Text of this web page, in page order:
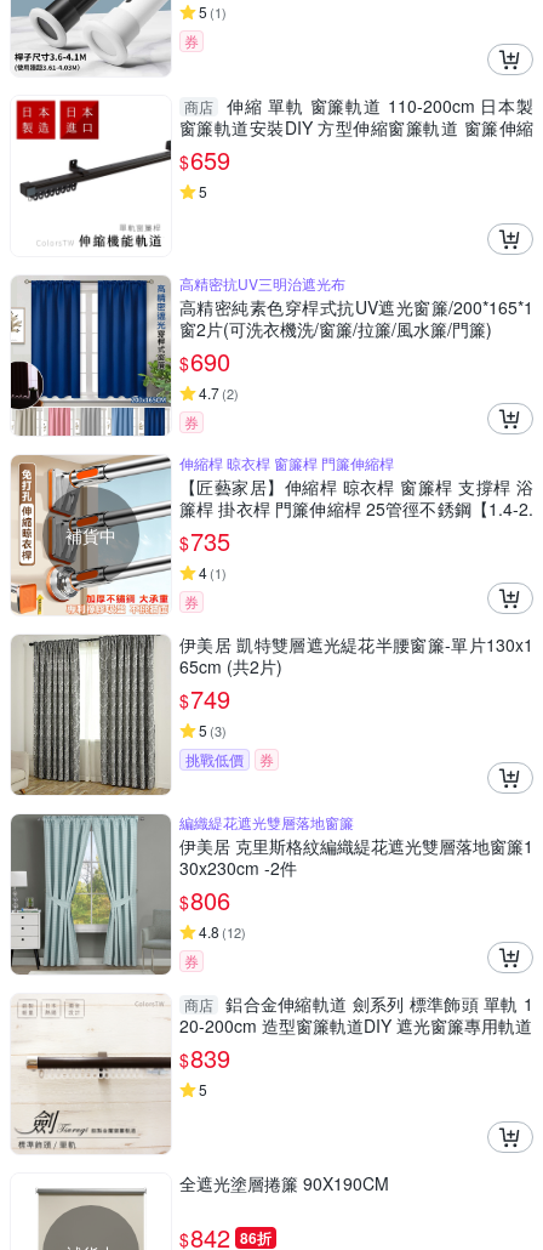
5 (1)
券
商店
伸縮 單軌 窗簾軌道 110-200cm 日本製
窗簾軌道安裝DIY 方型伸縮窗簾軌道 窗簾伸縮
桿 窗簾軌道滑輪
$659
5
高精密抗UV三明治遮光布
高精密純素色穿桿式抗UV遮光窗簾/200*165*1
窗2片(可洗衣機洗/窗簾/拉簾/風水簾/門簾)
$690
4.7(2)
券
補貨中
伸縮桿 晾衣桿 窗簾桿 門簾伸縮桿
【匠藝家居】伸縮桿 晾衣桿 窗簾桿 支撐桿 浴
簾桿 掛衣桿 門簾伸縮桿 25管徑不銹鋼【1.4-2.
5米】
$735
4(1)
券
伊美居 凱特雙層遮光緹花半腰窗簾-單片130x1
65cm (共2片)
$749
5 (3)
挑戰低價 券
編織緹花遮光雙層落地窗簾
伊美居 克里斯格紋編織緹花遮光雙層落地窗簾1
30x230cm -2件
$806
4.8 (12)
券
商店 鋁合金伸縮軌道 劍系列 標準飾頭 單軌 1
20-200cm 造型窗簾軌道DIY 遮光窗簾專用軌道
$839
5
全遮光塗層捲簾 90X190CM
$842 86折